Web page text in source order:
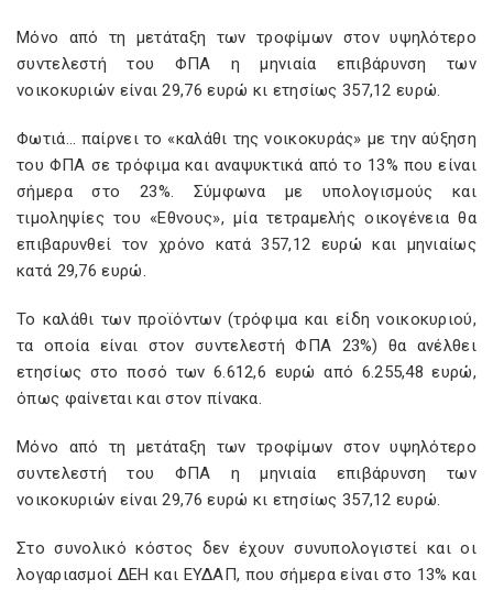
Μόνο από τη μετάταξη των τροφίμων στον υψηλότερο
συντελεστή του ΦΠΑ η μηνιαία επιβάρυνση των
νοικοκυριών είναι 29,76 ευρώ κι ετησίως 357,12 ευρώ.
Φωτιά… παίρνει το «καλάθι της νοικοκυράς» με την αύξηση
του ΦΠΑ σε τρόφιμα και αναψυκτικά από το 13% που είναι
σήμερα στο 23%. Σύμφωνα με υπολογισμούς και
τιμοληψίες του «Εθνους», μία τετραμελής οικογένεια θα
επιβαρυνθεί τον χρόνο κατά 357,12 ευρώ και μηνιαίως
κατά 29,76 ευρώ.
Το καλάθι των προϊόντων (τρόφιμα και είδη νοικοκυριού,
τα οποία είναι στον συντελεστή ΦΠΑ 23%) θα ανέλθει
ετησίως στο ποσό των 6.612,6 ευρώ από 6.255,48 ευρώ,
όπως φαίνεται και στον πίνακα.
Μόνο από τη μετάταξη των τροφίμων στον υψηλότερο
συντελεστή του ΦΠΑ η μηνιαία επιβάρυνση των
νοικοκυριών είναι 29,76 ευρώ κι ετησίως 357,12 ευρώ.
Στο συνολικό κόστος δεν έχουν συνυπολογιστεί και οι
λογαριασμοί ΔΕΗ και ΕΥΔΑΠ, που σήμερα είναι στο 13% και